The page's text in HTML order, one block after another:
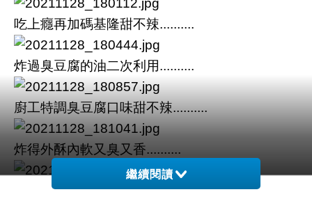
吃上癮再加碼基隆甜不辣..........
炸過臭豆腐的油二次利用..........
廚工特調臭豆腐口味甜不辣..........
炸得外酥內軟又臭又香..........
灑上檸檬椒鹽好吃到沒話講..........
繼續閱讀